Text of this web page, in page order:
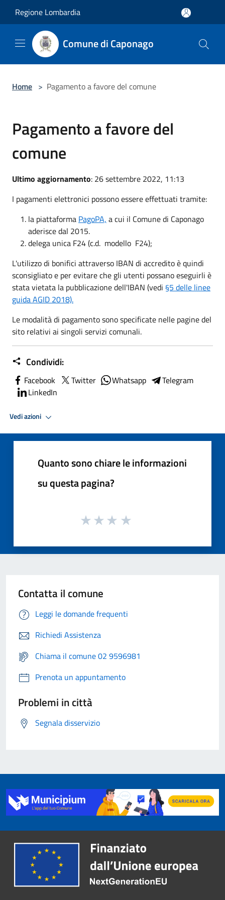
Regione Lombardia
Comune di Caponago
Home > Pagamento a favore del comune
Pagamento a favore del
comune
Ultimo aggiornamento: 26 settembre 2022, 11:13
I pagamenti elettronici possono essere effettuati tramite:
la piattaforma PagoPA, a cui il Comune di Caponago
aderisce dal 2015.
delega unica F24 (c.d. modello F24);
L'utilizzo di bonifici attraverso IBAN di accredito è quindi
sconsigliato e per evitare che gli utenti possano eseguirli è
stata vietata la pubblicazione dell'IBAN (vedi §5 delle linee
guida AGID 2018).
Le modalità di pagamento sono specificate nelle pagine del
sito relativi ai singoli servizi comunali.
Condividi:
Facebook Twitter Whatsapp
Telegram
LinkedIn
Vedi azioni
Quanto sono chiare le informazioni
su questa pagina?
Contatta il comune
Leggi le domande frequenti
Richiedi Assistenza
Chiama il comune 02 9596981
Prenota un appuntamento
Problemi in città
Segnala disservizio